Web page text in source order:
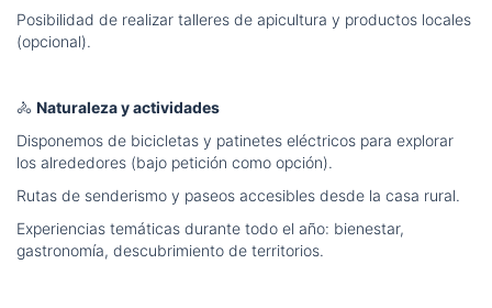
Posibilidad de realizar talleres de apicultura y productos locales
(opcional).
🚴 Naturaleza y actividades
Disponemos de bicicletas y patinetes eléctricos para explorar
los alrededores (bajo petición como opción).
Rutas de senderismo y paseos accesibles desde la casa rural.
Experiencias temáticas durante todo el año: bienestar,
gastronomía, descubrimiento de territorios.